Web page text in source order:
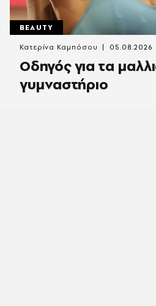
BEAUTY
Οδηγός για τα
γυμναστήριο
Κατερίνα Καμπόσου 05.08.2026